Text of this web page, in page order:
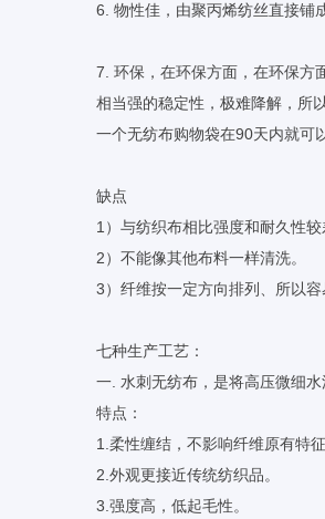
6. 物性佳，由聚丙烯纺丝直接铺
7. 环保，在环保方面，在环保方
相当强的稳定性，极难降解，所
一个无纺布购物袋在90天内就可
缺点
1）与纺织布相比强度和耐久性较
2）不能像其他布料一样清洗。
3）纤维按一定方向排列、所以
七种生产工艺：
一. 水刺无纺布，是将高压微细
特点：
1.柔性缠结，不影响纤维原有特
2.外观更接近传统纺织品。
3.强度高，低起毛性。